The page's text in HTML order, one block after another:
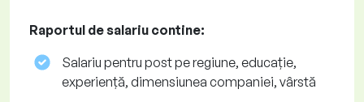
Raportul de salariu contine:
Salariu pentru post pe regiune, educație,
experiență, dimensiunea companiei, vârstă